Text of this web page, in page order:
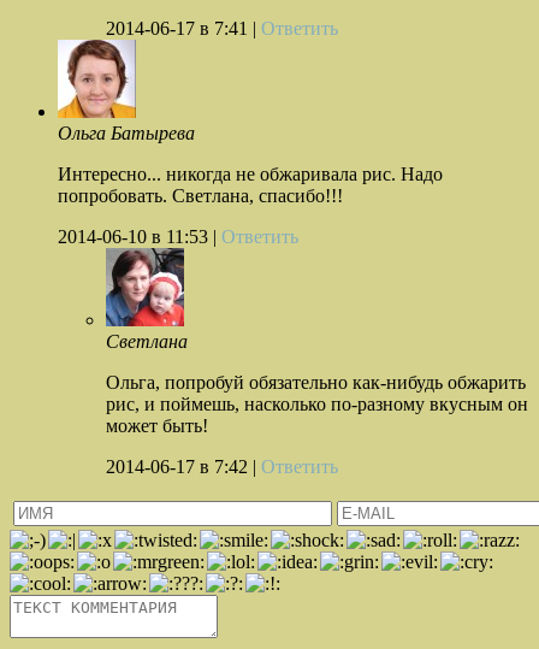
2014-06-17 в 7:41 | Ответить
Ольга Батырева
Интересно... никогда не обжаривала рис. Надо
попробовать. Светлана, спасибо!!!
2014-06-10 в 11:53 | Ответить
Светлана
Ольга, попробуй обязательно как-нибудь обжарить
рис, и поймешь, насколько по-разному вкусным он
может быть!
2014-06-17 в 7:42 | Ответить